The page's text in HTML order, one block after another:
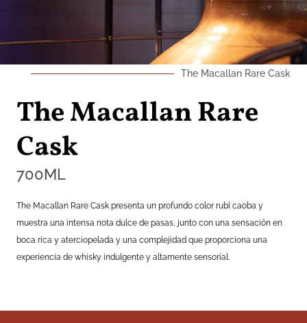
The Macallan Rare Cask
The Macallan Rare
Cask
700ML
The Macallan Rare Cask presenta un profundo color rubí caoba y
muestra una intensa nota dulce de pasas, junto con una sensación en
boca rica y aterciopelada y una complejidad que proporciona una
experiencia de whisky indulgente y altamente sensorial.